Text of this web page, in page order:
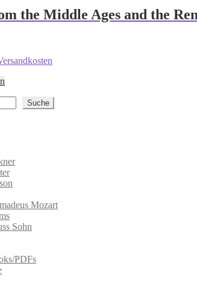
werden
mehrere
Varianten
können
der
Produktseite
gewählt
the Middle Ages and the
können
auf
der
Produktseite
gewählt
werden
Suche
Mozart
Sohn
PDFs